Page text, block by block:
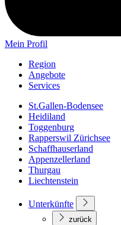
Mein Profil
Region
Angebote
Services
St.Gallen-Bodensee
Heidiland
Toggenburg
Rapperswil Zürichsee
Schaffhauserland
Appenzellerland
Thurgau
Liechtenstein
Unterkünfte
zurück